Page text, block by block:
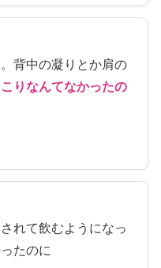
背中の凝りとか肩の
りなんてなかったの
れて飲むようになっ
たのに